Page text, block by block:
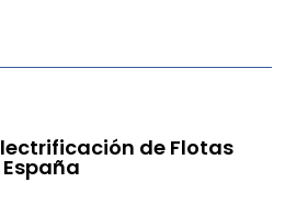
de Flotas